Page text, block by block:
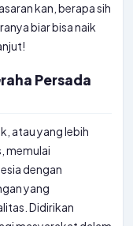
kan, berapa sih
biar bisa naik
Persada
atau yang lebih
memulai
dengan
yang
Didirikan